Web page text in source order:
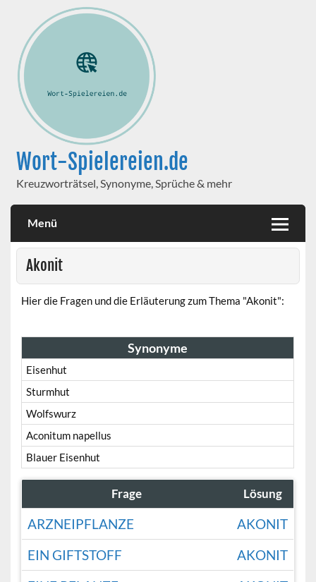
Wort-Spielereien.de
Kreuzworträtsel, Synonyme, Sprüche & mehr
Menü
Akonit
Hier die Fragen und die Erläuterung zum Thema "Akonit":
Synonyme
Eisenhut
Sturmhut
Wolfswurz
Aconitum napellus
Blauer Eisenhut
Frage Lösung
ARZNEIPFLANZE
AKONIT
EIN GIFTSTOFF
AKONIT